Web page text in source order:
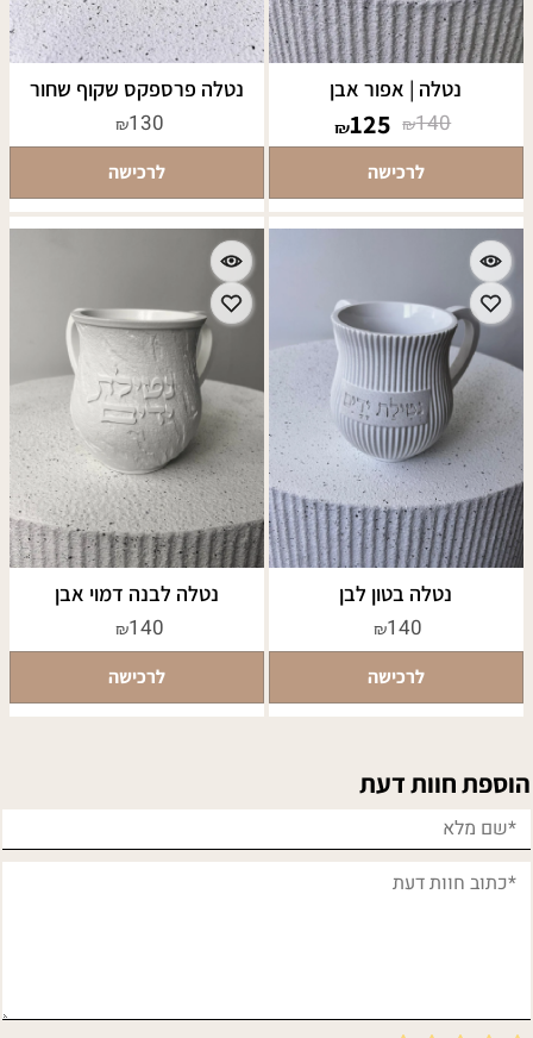
נטלה | אפור אבן
₪140
₪125
לרכישה
נטלה פרספקס שקוף שחור
₪130
לרכישה
נטלה בטון לבן
₪140
לרכישה
נטלה לבנה דמוי אבן
₪140
לרכישה
הוספת חוות דעת